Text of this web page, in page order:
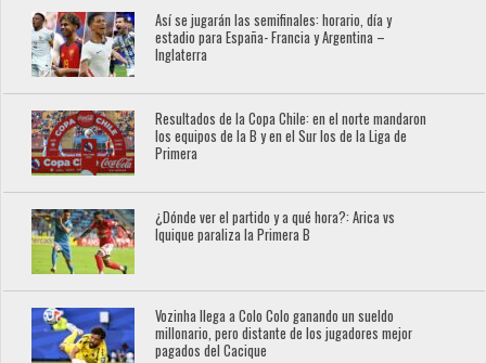
Así se jugarán las semifinales: horario, día y
estadio para España- Francia y Argentina –
Inglaterra
Resultados de la Copa Chile: en el norte mandaron
los equipos de la B y en el Sur los de la Liga de
Primera
¿Dónde ver el partido y a qué hora?: Arica vs
Iquique paraliza la Primera B
Vozinha llega a Colo Colo ganando un sueldo
millonario, pero distante de los jugadores mejor
pagados del Cacique